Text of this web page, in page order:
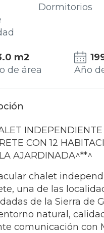
Dormitorios
m2
de área
Año
INDEPENDIENTE
CON 12
AJARDINADA^**^
chalet
una de las
de la Sierra de
natural,
comunicación con